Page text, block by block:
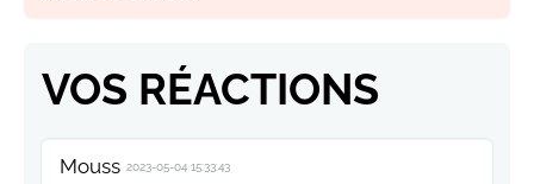
VOS RÉACTIONS
Mouss 2023-05-04 15:33:43